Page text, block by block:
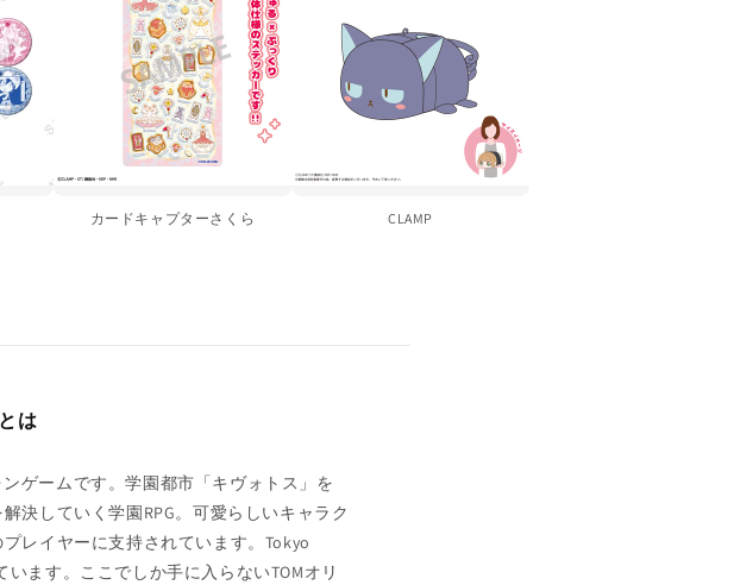
カードキャプターさくら CLAMP
は
ゲームです。学園都市「キヴォトス」を
決していく学園RPG。可愛らしいキャラク
レイヤーに支持されています。Tokyo
ます。ここでしか手に入らないTOMオリ